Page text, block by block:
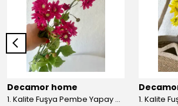
Decamor home
1. Kalite Fuşya Pembe Yapay Kasımpatı Dalı Çiçeği 80 cm - Pembee